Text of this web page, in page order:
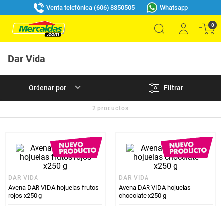
Venta telefónica (606) 8850505 Whatsapp
0
Dar Vida
Filtrar
2 productos
DAR VIDA
Avena DAR VIDA hojuelas frutos
rojos x250 g
DAR VIDA
Avena DAR VIDA hojuelas
chocolate x250 g